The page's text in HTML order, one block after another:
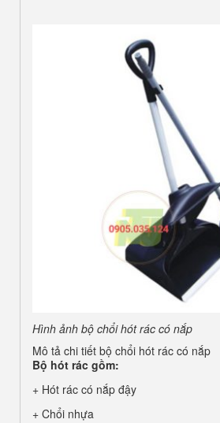
Hình ảnh bộ chổi hót rác có nắp
Mô tả chi tiết bộ chổi hót rác có nắp
Bộ hót rác gồm:
+ Hót rác có nắp đậy
+ Chổi nhựa